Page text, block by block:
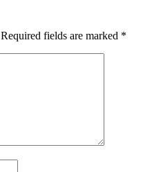
Required fields are marked *